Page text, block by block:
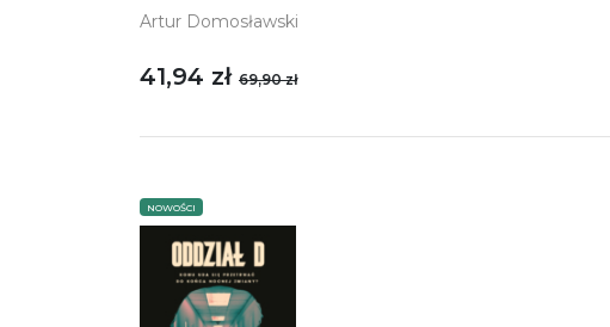
Artur Domosławski
41,94 zł 69,90 zł
NOWOŚCI